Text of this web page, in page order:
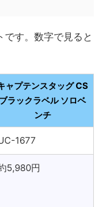
です。数字で見ると
ャプテンスタッグ CS
ブラックラベル ソロベ
ンチ
1677
5,980円